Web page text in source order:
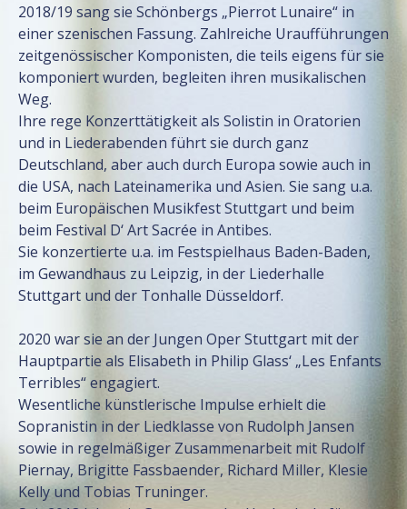
2018/19 sang sie Schönbergs „Pierrot Lunaire“ in
einer szenischen Fassung. Zahlreiche Uraufführungen
zeitgenössischer Komponisten, die teils eigens für sie
komponiert wurden, begleiten ihren musikalischen
Weg.
Ihre rege Konzerttätigkeit als Solistin in Oratorien
und in Liederabenden führt sie durch ganz
Deutschland, aber auch durch Europa sowie auch in
die USA, nach Lateinamerika und Asien. Sie sang u.a.
beim Europäischen Musikfest Stuttgart und beim
beim Festival D‘ Art Sacrée in Antibes.
Sie konzertierte u.a. im Festspielhaus Baden-Baden,
im Gewandhaus zu Leipzig, in der Liederhalle
Stuttgart und der Tonhalle Düsseldorf.
2020 war sie an der Jungen Oper Stuttgart mit der
Hauptpartie als Elisabeth in Philip Glass‘ „Les Enfants
Terribles“ engagiert.
Wesentliche künstlerische Impulse erhielt die
Sopranistin in der Liedklasse von Rudolph Jansen
sowie in regelmäßiger Zusammenarbeit mit Rudolf
Piernay, Brigitte Fassbaender, Richard Miller, Klesie
Kelly und Tobias Truninger.